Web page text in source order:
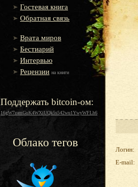
Гостевая книга
Обратная связь
Врата миров
Бестиарий
Интервью
Рецензии на книги
Поддержать bitcoin-ом:
16gW7zamGuK4WXiUQk5s542wu1YwyWFLh6
Облако тегов
Логин:
E-mail: